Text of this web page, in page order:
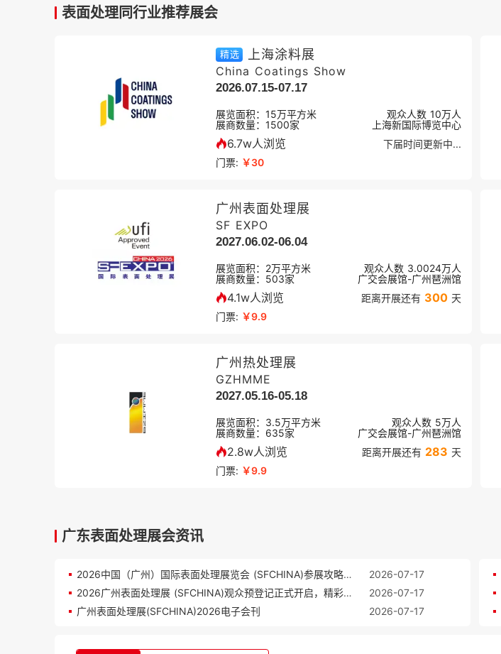
表面处理同行业推荐展会
精选 上海涂料展
China Coatings Show
2026.07.15-07.17
展览面积： 15万平方米 观众人数 10万人
展商数量： 1500家 上海新国际博览中心
6.7w人浏览
下届时间更新中...
门票: ￥30
广州表面处理展
SF EXPO
2027.06.02-06.04
展览面积： 2万平方米 观众人数 3.0024万人
展商数量： 503家 广交会展馆-广州琶洲馆
4.1w人浏览 距离开展还有 300 天
门票: ￥9.9
广州热处理展
GZHMME
2027.05.16-05.18
展览面积： 3.5万平方米 观众人数 5万人
展商数量： 635家 广交会展馆-广州琶洲馆
2.8w人浏览 距离开展还有 283 天
门票: ￥9.9
广东表面处理展会资讯
2026中国（广州）国际表面处理展览会 (SFCHINA)参展攻略（时间地点+门票价格）
2026-07-17
2026广州表面处理展 (SFCHINA)观众预登记正式开启，精彩即将登场！
2026-07-17
广州表面处理展(SFCHINA)2026电子会刊
2026-07-17